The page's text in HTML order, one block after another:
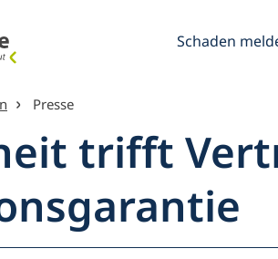
Schaden
Presse
trifft